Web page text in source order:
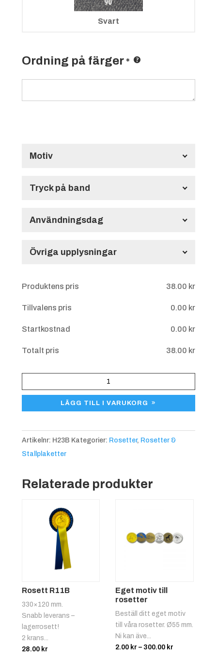
Svart
Ordning på färger*
Motiv
Dressyr
Tryck på band
kr
Användningsdag
Övriga upplysningar
Produktens pris 38.00 kr
Tillvalens pris 0.00 kr
Startkostnad 0.00 kr
Totalt pris 38.00 kr
H23B
LÄGG TILL I VARUKORG
Artikelnr: H23B Kategorier: Rosetter, Rosetter &
Stallplaketter
Relaterade produkter
Rosett R11B
330×120 mm.
Snabb leverans –
lagerrosett!
2 krans...
28.00 kr
Eget motiv till
rosetter
Beställ ditt eget motiv
till våra rosetter. Ø55 mm.
Ni kan äve...
2.00 kr – 300.00 kr